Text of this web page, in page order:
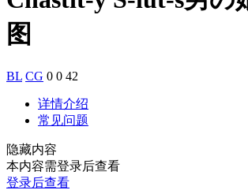
图
BL CG 0 0 42
详情介绍
常见问题
隐藏内容
本内容需登录后查看
登录后查看